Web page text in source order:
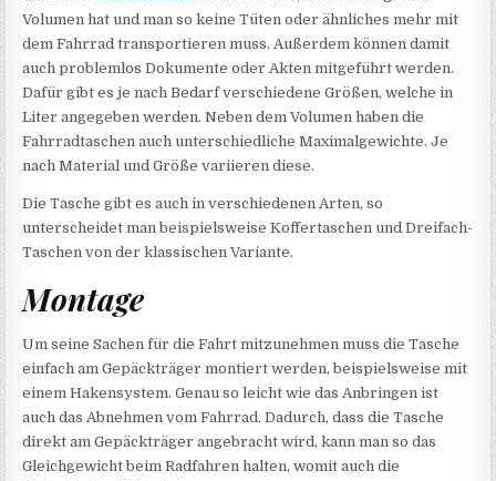
Volumen hat und man so keine Tüten oder ähnliches mehr mit
dem Fahrrad transportieren muss. Außerdem können damit
auch problemlos Dokumente oder Akten mitgeführt werden.
Dafür gibt es je nach Bedarf verschiedene Größen, welche in
Liter angegeben werden. Neben dem Volumen haben die
Fahrradtaschen auch unterschiedliche Maximalgewichte. Je
nach Material und Größe variieren diese.
Die Tasche gibt es auch in verschiedenen Arten, so
unterscheidet man beispielsweise Koffertaschen und Dreifach-
Taschen von der klassischen Variante.
Montage
Um seine Sachen für die Fahrt mitzunehmen muss die Tasche
einfach am Gepäckträger montiert werden, beispielsweise mit
einem Hakensystem. Genau so leicht wie das Anbringen ist
auch das Abnehmen vom Fahrrad. Dadurch, dass die Tasche
direkt am Gepäckträger angebracht wird, kann man so das
Gleichgewicht beim Radfahren halten, womit auch die